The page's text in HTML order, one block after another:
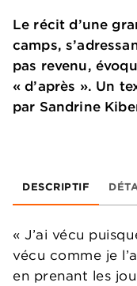
Le récit d’une
camps,
pas revenu,
« d’après ». Un
par Sandrine
DESCRIPTIF
« J’ai vécu
vécu comme je
en prenant les